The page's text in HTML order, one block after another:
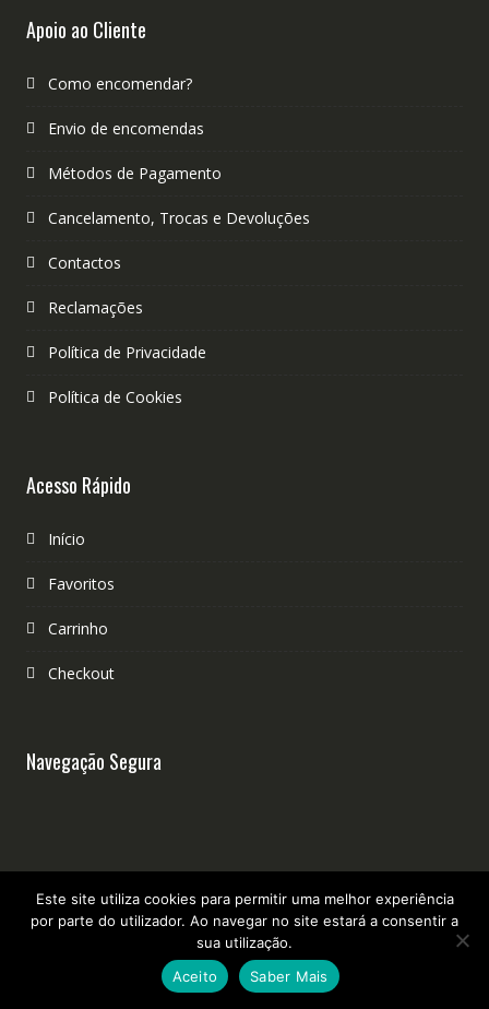
Apoio ao Cliente
Como encomendar?
Envio de encomendas
Métodos de Pagamento
Cancelamento, Trocas e Devoluções
Contactos
Reclamações
Política de Privacidade
Política de Cookies
Acesso Rápido
Início
Favoritos
Carrinho
Checkout
Navegação Segura
Livro de Reclamações Eletrónico
Este site utiliza cookies para permitir uma melhor experiência
por parte do utilizador. Ao navegar no site estará a consentir a
sua utilização.
Aceito
Saber Mais